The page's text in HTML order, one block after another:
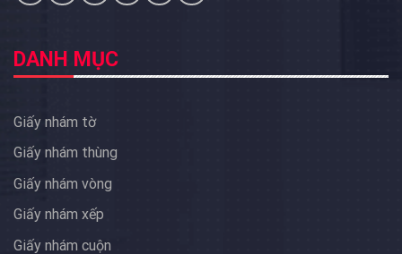
DANH MỤC
Giấy nhám tờ
Giấy nhám thùng
Giấy nhám vòng
Giấy nhám xếp
Giấy nhám cuộn